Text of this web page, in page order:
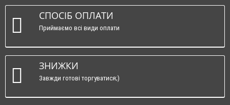
СПОСІБ ОПЛАТИ
Приймаємо всі види оплати
ЗНИЖКИ
Завжди готові торгуватися;)